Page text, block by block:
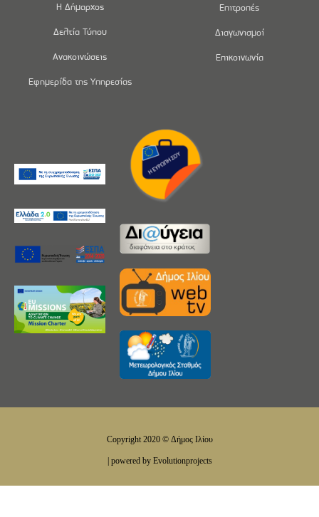
Η Δήμαρχος
Δελτία Τύπου
Ανακοινώσεις
Εφημερίδα της Υπηρεσίας
Επιτροπές
Διαγωνισμοί
Επικοινωνία
Copyright 2020 © Δήμος Ιλίου
| powered by Evolutionprojects